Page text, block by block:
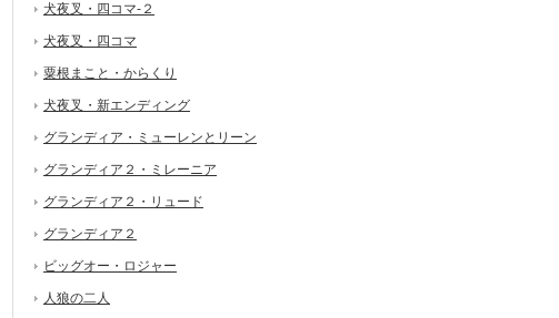
犬夜叉・四コマ-２
犬夜叉・四コマ
粟根まこと・からくり
犬夜叉・新エンディング
グランディア・ミューレンとリーン
グランディア２・ミレーニア
グランディア２・リュード
グランディア２
ビッグオー・ロジャー
人狼の二人